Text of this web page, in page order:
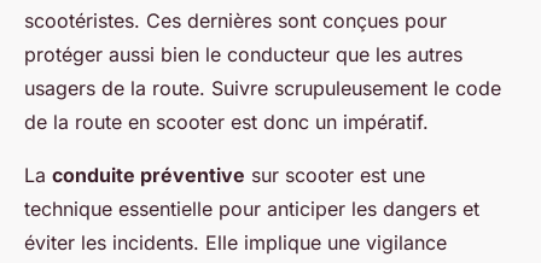
scootéristes. Ces dernières sont conçues pour
protéger aussi bien le conducteur que les autres
usagers de la route. Suivre scrupuleusement le code
de la route en scooter est donc un impératif.
La conduite préventive sur scooter est une
technique essentielle pour anticiper les dangers et
éviter les incidents. Elle implique une vigilance